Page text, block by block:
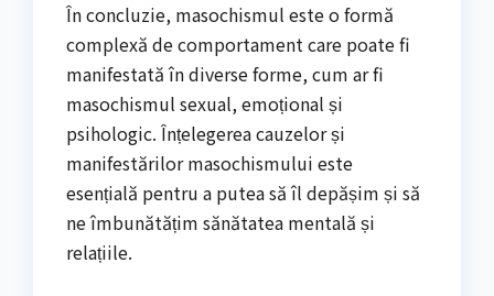
În concluzie, masochismul este o formă
complexă de comportament care poate fi
manifestată în diverse forme, cum ar fi
masochismul sexual, emoțional și
psihologic. Înțelegerea cauzelor și
manifestărilor masochismului este
esențială pentru a putea să îl depășim și să
ne îmbunătățim sănătatea mentală și
relațiile.